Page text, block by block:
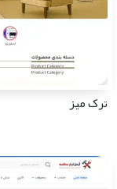
ترک میز